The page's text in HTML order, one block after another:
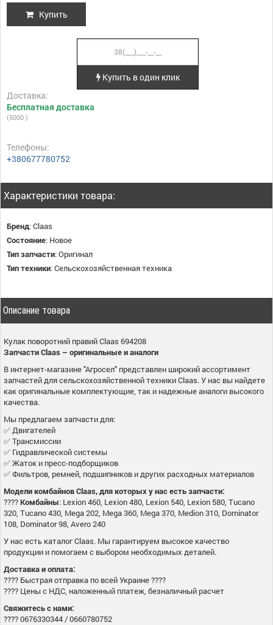
Купить
Купить в один клик
Доставка:
Бесплатная доставка
(5000 )
Телефоны:
+380677780752
Характеристики товара:
Бренд:Claas
Состояние: Новое
Тип запчасти:Оригинал
Тип техники:Сельскохозяйственная техника
Описание товара
Кулак поворотний правий Claas 694208
Запчасти Claas – оригинальные и аналоги
В интернет-магазине "Агросел" представлен широкий ассортимент
запчастей для сельскохозяйственной техники Claas. У нас вы найдете
как оригинальные комплектующие, так и надежные аналоги высокого
качества.
Мы предлагаем запчасти для:
✅ Двигателей
✅ Трансмиссии
✅ Гидравлической системы
✅ Жаток и пресс-подборщиков
✅ Фильтров, ремней, подшипников и других расходных материалов
Модели комбайнов Claas, для которых у нас есть запчасти:
????Комбайны: Lexion 460, Lexion 480, Lexion 540, Lexion 580, Tucano
320, Tucano 430, Mega 202, Mega 360, Mega 370, Medion 310, Dominator
108, Dominator 98, Avero 240
У нас есть каталог Claas. Мы гарантируем высокое качество
продукции и помогаем с выбором необходимых деталей.
Доставка и оплата:
???? Быстрая отправка по всей Украине ????
???? Цены с НДС, наложенный платеж, безналичный расчет
Свяжитесь с нами:
???? 0676330344 / 0660780752